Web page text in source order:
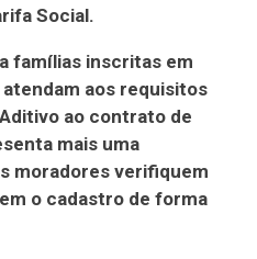
Social.
famílias inscritas em
aos requisitos
ao contrato de
mais uma
moradores verifiquem
o cadastro de forma